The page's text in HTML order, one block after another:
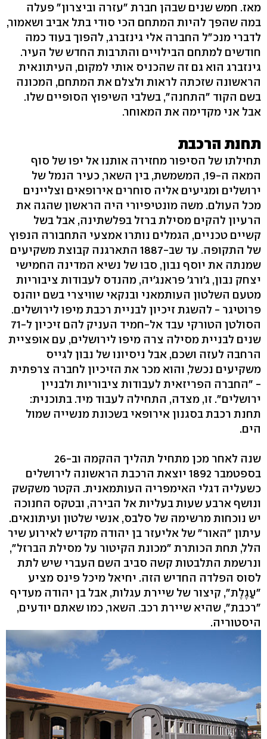
מאז. חמש שנים שבהן חברת "עזרה וביצרון" פעלה
במה שהפך להיות המתחם הכי סודי בתל אביב ושאמור,
לדברי מנכ"ל החברה אלי גינזברג, להפוך בעוד כמה
חודשים למתחם הבילויים והתרבות החדש של העיר.
גינזברג הוא גם זה שהכניס אותי למקום, העיתונאית
הראשונה שזכתה לראות ולצלם את המתחם, המכונה
בשם הקוד "התחנה‭,"‬ בשלבי השיפוץ הסופיים שלו.
אבל אני מקדימה את המאוחר.
תחנת הרכבת
תחילתו של הסיפור מחזירה אותנו אל יפו של סוף
המאה ה‭,19-‬ המשמשת, בין השאר, כעיר הנמל של
ירושלים ומגיעים אליה סוחרים אירופאים וצליינים
מכל העולם. משה מונטיפיורי היה הראשון שהגה את
הרעיון להקים מסילת ברזל בפלשתינה, אבל בשל
קשיים טכניים, הגמלים נותרו אמצעי התחבורה הנפוץ
של התקופה. עד שב‭1887-‬ התארגנה קבוצת משקיעים
שמנתה את יוסף נבון, סבו של נשיא המדינה החמישי
יצחק נבון, ג'ורג' פראנג'יה, מהנדס לעבודות ציבוריות
מטעם השלטון העותמאני ובנקאי שוויצרי בשם יוהנס
פרוטיגר - להשגת זיכיון לבניית רכבת מיפו לירושלים.
שנים לבניית מסילה צרה מיפו לירושלים, עם אופציית
הרחבה לעזה ושכם, אבל ניסיונו של נבון לגייס
משקיעים נכשל, והוא מכר את הזיכיון לחברה צרפתית
- "החברה הפריזאית לעבודות ציבוריות ולבניין
ירושלים‭."‬ זו, מצדה, התחילה לעבוד מיד. בתוכנית:
תחנת רכבת בסגנון אירופאי בשכונת מנשייה שמול
הים.
בספטמבר 1892 יוצאת הרכבת הראשונה לירושלים
כשעליה דגלי האימפריה העותמאנית. הקטר משקשק
ונושף ארבע שעות בעליות אל הבירה, ובטקס החנוכה
יש נוכחות מרשימה של סלבס, אנשי שלטון ועיתונאים.
עיתון "האור" של אליעזר בן יהודה מקדיש לאירוע שיר
ונרשמת התלבטות קשה סביב השם העברי שיש לתת
לסוס הפלדה החדיש הזה. יחיאל מיכל פינס מציע
"עַגֶלֶת‭,"‬ קיצור של שיירת עגלות, אבל בן יהודה מעדיף
"רכבת‭,"‬ שהיא שיירת רכב. השאר, כמו שאתם יודעים,
היסטוריה.